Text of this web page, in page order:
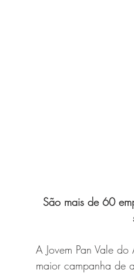
São mais de 60
A Jovem Pan Vale
maior campanha de